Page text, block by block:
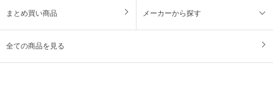
まとめ買い商品 メーカーから探す
全ての商品を見る